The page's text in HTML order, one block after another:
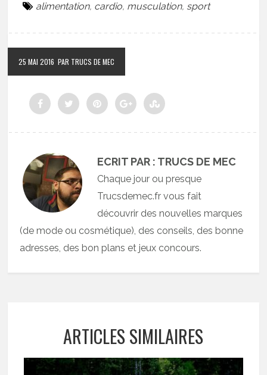
alimentation, cardio, musculation, sport
25 MAI 2016 PAR TRUCS DE MEC
ECRIT PAR : TRUCS DE MEC
Chaque jour ou presque
Trucsdemec.fr vous fait
découvrir des nouvelles marques
(de mode ou cosmétique), des conseils, des bonne
adresses, des bon plans et jeux concours.
ARTICLES SIMILAIRES